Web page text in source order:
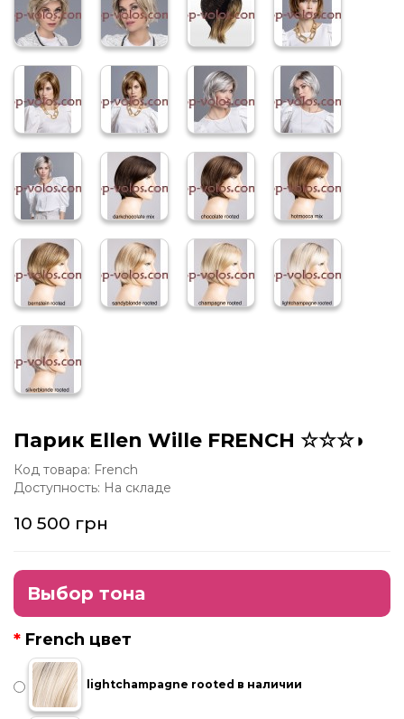
Парик Ellen Wille FRENCH ☆☆☆◗
Код товара: French
Доступность: На складе
10 500 грн
Выбор тона
French цвет
lightchampagne rooted в наличии